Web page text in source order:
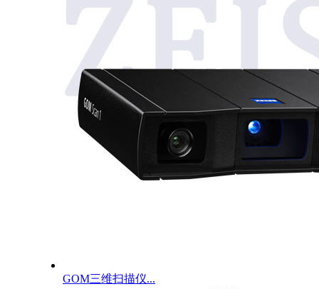
GOM三维扫描仪...